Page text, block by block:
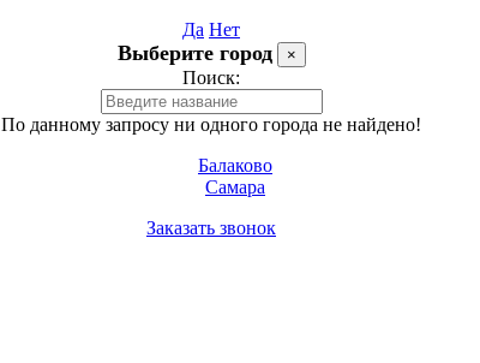
Да Нет
Выберите город ×
Поиск:
По данному запросу ни одного города не найдено!
Балаково
Самара
Заказать звонок